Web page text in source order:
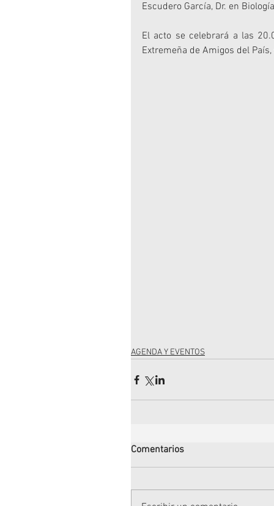
Escudero García, Dr. en
El acto se celebrará a las
Extremeña de Amigos del
AGENDA Y EVENTOS
Comentarios